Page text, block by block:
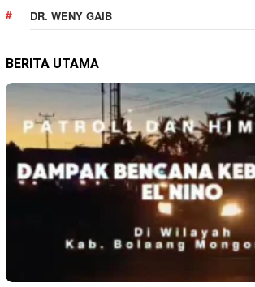
DR. WENY GAIB
BERITA UTAMA